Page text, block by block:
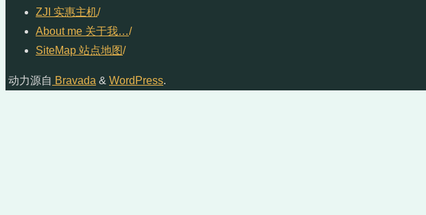
ZJI 实惠主机/
About me 关于我…/
SiteMap 站点地图/
动力源自 Bravada & WordPress.